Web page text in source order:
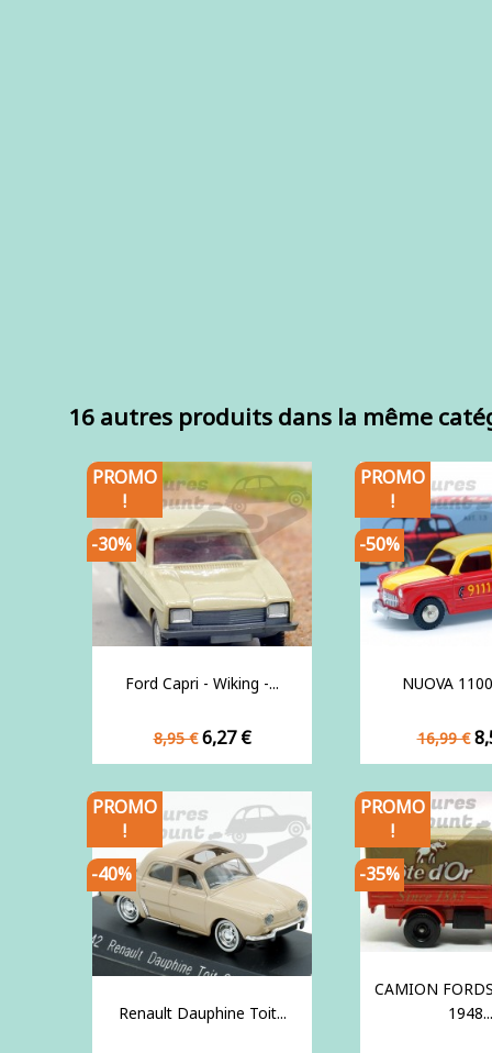
16 autres produits dans la même
Ford Capri - Wiking -...
Prix
de
8,95 € Prix
6,27 €
PROMO
!
-30%
NUOVA
Prix
de
16,99 €
PROMO
!
-50%
Renault Dauphine Toit...
PROMO
!
-40%
CAMION
1948...
PROMO
!
-35%